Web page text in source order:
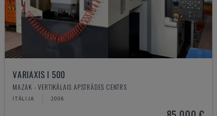
VARIAXIS I 500
MAZAK - VERTIKĀLAIS APSTRĀDES CENTRS
ITĀLIJA 2006